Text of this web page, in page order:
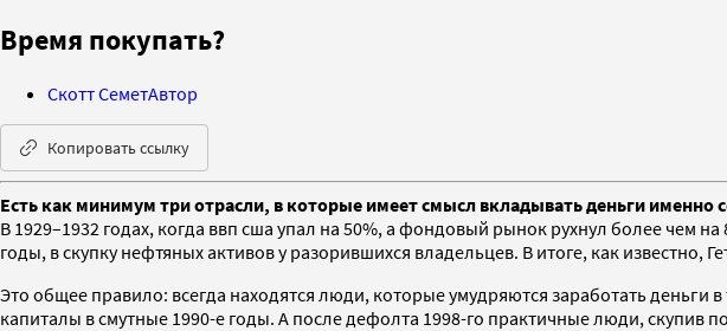
Время покупать?
Скотт СеметАвтор
Копировать ссылку
Есть как минимум три отрасли, в которые имеет смысл вкладывать деньги именно
В 1929–1932 годах, когда ввп сша упал на 50%, а фондовый рынок рухнул более чем
годы, в скупку нефтяных активов у разорившихся владельцев. В итоге, как известно,
Это общее правило: всегда находятся люди, которые умудряются заработать
капиталы в смутные 1990-е годы. А после дефолта 1998-го практичные люди,